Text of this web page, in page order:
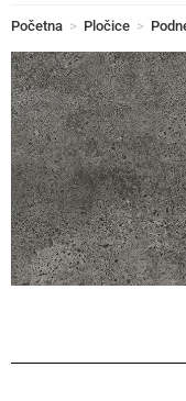
Početna > Pločice >